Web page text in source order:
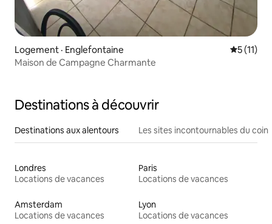
Logement · Englefontaine Note
5 (11)
Maison de Campagne Charmante
Destinations à découvrir
Destinations aux alentours Les sites incontournables du coin
Londres
Locations de vacances
Paris
Locations de vacances
Amsterdam
Locations de vacances
Lyon
Locations de vacances